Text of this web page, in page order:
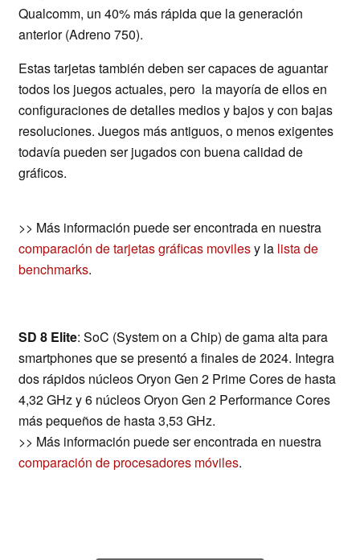
Qualcomm, un 40% más rápida que la generación
anterior (Adreno 750).
Estas tarjetas también deben ser capaces de aguantar
todos los juegos actuales, pero la mayoría de ellos en
configuraciones de detalles medios y bajos y con bajas
resoluciones. Juegos más antiguos, o menos exigentes
todavía pueden ser jugados con buena calidad de
gráficos.
>> Más información puede ser encontrada en nuestra
comparación de tarjetas gráficas movilesy la lista de
benchmarks.
SD 8 Elite: SoC (System on a Chip) de gama alta para
smartphones que se presentó a finales de 2024. Integra
dos rápidos núcleos Oryon Gen 2 Prime Cores de hasta
4,32 GHz y 6 núcleos Oryon Gen 2 Performance Cores
más pequeños de hasta 3,53 GHz.
>> Más información puede ser encontrada en nuestra
comparación de procesadores móviles.